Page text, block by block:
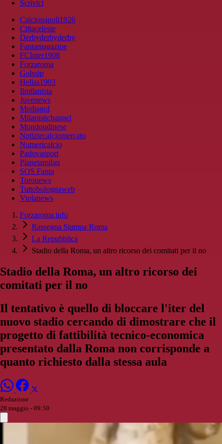
Scrivici
Calcionapoli1926
Cittaceleste
Derbyderbyderby
Fantamagazine
FCInter1908
Forzaroma
Golssip
Hellas1903
Ilmilanista
Juvenews
Mediagol
Milanistichannel
Mondoudinese
Notiziecalciomercato
Numericalcio
Padovasport
Pianetamilan
SOS Fanta
Toronews
Tuttobolognaweb
Violanews
Forzaroma.info
Rassegna Stampa Roma
La Repubblica
Stadio della Roma, un altro ricorso dei comitati per il no
Stadio della Roma, un altro ricorso dei
comitati per il no
Il tentativo è quello di bloccare l'iter del
nuovo stadio cercando di dimostrare che il
progetto di fattibilità tecnico-economica
presentato dalla Roma non corrisponde a
quanto richiesto dalla stessa aula
Redazione
28 maggio - 09:50